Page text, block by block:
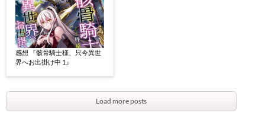
感想 『骸骨騎士様、只今異世
界へお出掛け中 1』
Load more posts